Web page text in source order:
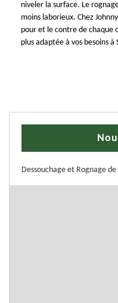
niveler la surface. Le
moins laborieux. Chez
pour et le contre de chaque
plus adaptée à vos besoins à
Dessouchage et Rognage de